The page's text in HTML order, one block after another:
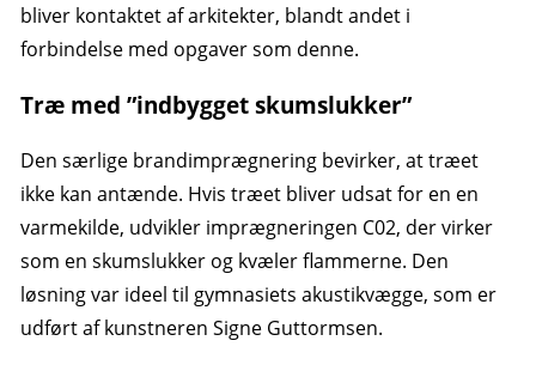
bliver kontaktet af arkitekter, blandt andet i
forbindelse med opgaver som denne.
Træ med ”indbygget skumslukker”
Den særlige brandimprægnering bevirker, at træet
ikke kan antænde. Hvis træet bliver udsat for en en
varmekilde, udvikler imprægneringen C02, der virker
som en skumslukker og kvæler flammerne. Den
løsning var ideel til gymnasiets akustikvægge, som er
udført af kunstneren Signe Guttormsen.